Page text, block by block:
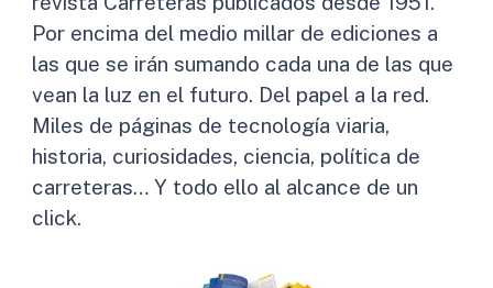
Por encima del medio millar de ediciones a
las que se irán sumando cada una de las que
vean la luz en el futuro. Del papel a la red.
Miles de páginas de tecnología viaria,
historia, curiosidades, ciencia, política de
carreteras… Y todo ello al alcance de un
click.